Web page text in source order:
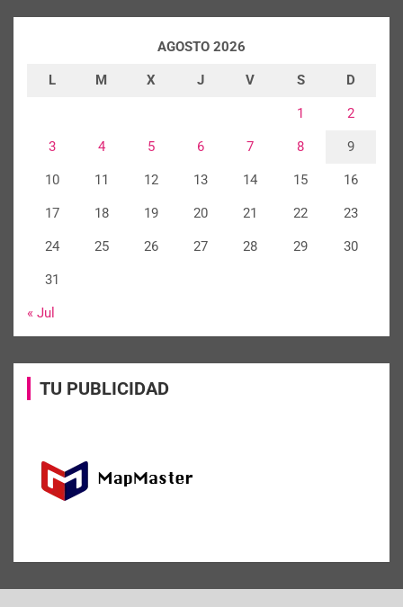
AGOSTO 2026
L M X J V S D
1 2
3 4 5 6 7 8 9
10 11 12 13 14 15 16
17 18 19 20 21 22 23
24 25 26 27 28 29 30
31
« Jul
TU PUBLICIDAD